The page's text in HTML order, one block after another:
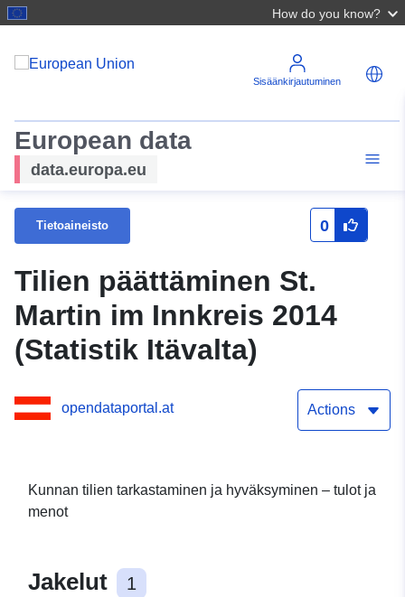
How do you know?
Sisäänkirjautuminen
European data
data.europa.eu
Tietoaineisto 0
Tilien päättäminen St.
Martin im Innkreis 2014
(Statistik Itävalta)
opendataportal.at Actions
Kunnan tilien tarkastaminen ja hyväksyminen – tulot ja
menot
Jakelut 1